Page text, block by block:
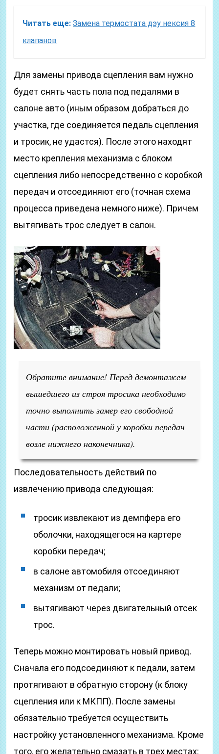
Читать еще: Замена термостата дэу нексия 8
клапанов
Для замены привода сцепления вам нужно
будет снять часть пола под педалями в
салоне авто (иным образом добраться до
участка, где соединяется педаль сцепления
и тросик, не удастся). После этого находят
место крепления механизма с блоком
сцепления либо непосредственно с коробкой
передач и отсоединяют его (точная схема
процесса приведена немного ниже). Причем
вытягивать трос следует в салон.
Обратите внимание! Перед демонтажем
вышедшего из строя тросика необходимо
точно выполнить замер его свободной
части (расположенной у коробки передач
возле нижнего наконечника).
Последовательность действий по
извлечению привода следующая:
тросик извлекают из демпфера его
оболочки, находящегося на картере
коробки передач;
в салоне автомобиля отсоединяют
механизм от педали;
вытягивают через двигательный отсек
трос.
Теперь можно монтировать новый привод.
Сначала его подсоединяют к педали, затем
протягивают в обратную сторону (к блоку
сцепления или к МКПП). После замены
обязательно требуется осуществить
настройку установленного механизма. Кроме
того, его желательно смазать в трех местах: